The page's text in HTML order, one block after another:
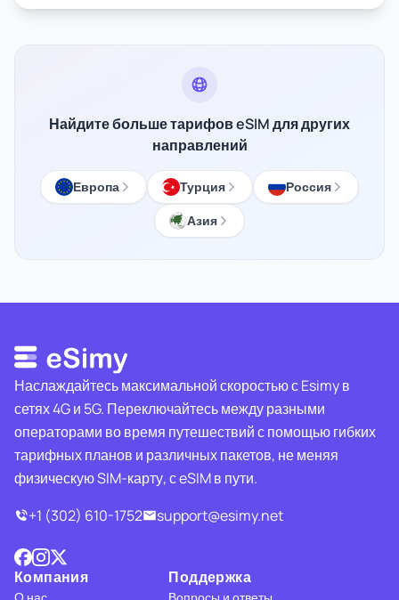
Найдите больше тарифов eSIM для других
направлений
Европа Турция
Россия
Азия
Наслаждайтесь максимальной скоростью с Esimy в
сетях 4G и 5G. Переключайтесь между разными
операторами во время путешествий с помощью гибких
тарифных планов и различных пакетов, не меняя
физическую SIM-карту, с eSIM в пути.
+1 (302) 610-1752
support@esimy.net
Компания Поддержка